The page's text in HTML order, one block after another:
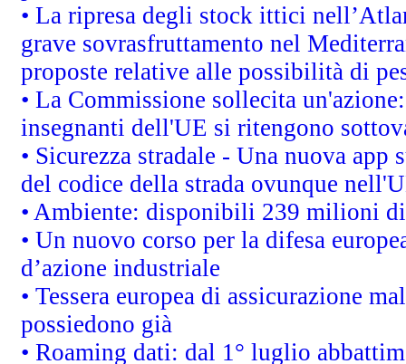
• La ripresa degli stock ittici
grave sovrasfruttamento nel
proposte relative alle possibilità di
• La Commissione sollecita
insegnanti dell'UE si ritengono
• Sicurezza stradale - Una nuova
del codice della strada ovunque
• Ambiente: disponibili 239 milioni
• Un nuovo corso per la difesa
d’azione industriale
• Tessera europea di assicurazione
possiedono già
• Roaming dati: dal 1° luglio